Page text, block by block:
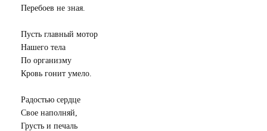
Перебоев не зная.
Пусть главный мотор
Нашего тела
По организму
Кровь гонит умело.
Радостью сердце
Свое наполняй,
Грусть и печаль